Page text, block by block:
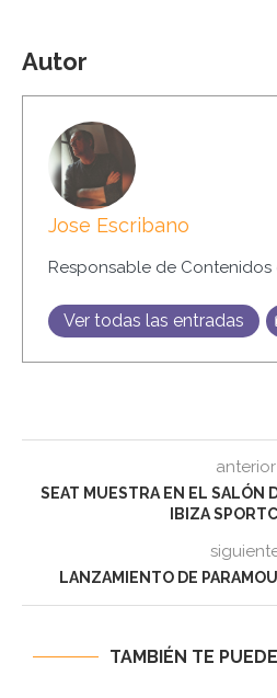
Autor
Jose Escribano
Responsable de Contenidos
Ver todas las entradas
anterior
SEAT MUESTRA EN EL SALÓN
IBIZA
LANZAMIENTO DE
TAMBIÉN TE